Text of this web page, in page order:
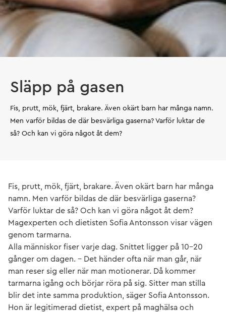
Släpp på gasen
Fis, prutt, mök, fjärt, brakare. Även okärt barn har många namn.
Men varför bildas de där besvärliga gaserna? Varför luktar de
så? Och kan vi göra något åt dem?
Fis, prutt, mök, fjärt, brakare. Även okärt barn har många
namn. Men varför bildas de där besvärliga gaserna?
Varför luktar de så? Och kan vi göra något åt dem?
Magexperten och dietisten Sofia Antonsson visar vägen
genom tarmarna.
Alla människor fiser varje dag. Snittet ligger på 10–20
gånger om dagen. – Det händer ofta när man går, när
man reser sig eller när man motionerar. Då kommer
tarmarna igång och börjar röra på sig. Sitter man stilla
blir det inte samma produktion, säger Sofia Antonsson.
Hon är legitimerad dietist, expert på maghälsa och